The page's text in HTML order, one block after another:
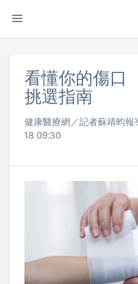
看懂你的傷
挑選指南
健康醫療網／記者蘇靖昀
18 09:30